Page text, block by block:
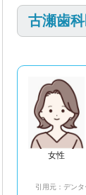
古瀬歯
女性
引用元：デン